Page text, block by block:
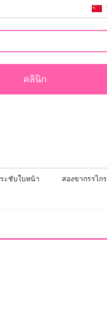
คลินิก
ะชับใบหน้า สองขากรรไกร